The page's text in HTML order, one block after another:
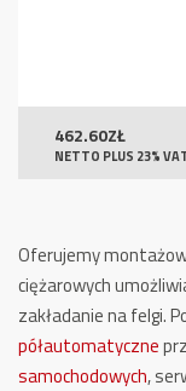
462.60ZŁ
NETTO PLUS 23%
Oferujemy
ciężarowych
zakładanie na felgi.
półautomatyczne
samochodowych,